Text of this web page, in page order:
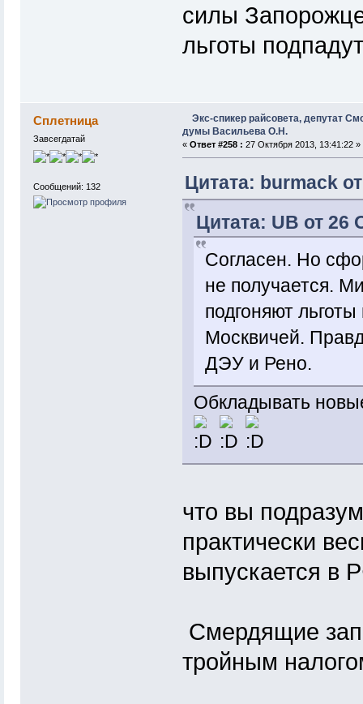
силы
льготы
Сплетница
Завсегдатай
Сообщений: 132
Экс-спикер райсовета, депутат
думы Васильева О.Н.
« Ответ #258 : 27 Октября 2013, 13:41:22 »
Цитата: burmack
Цитата: UB от 26
Согласен. Но
не получается.
подгоняют
Москвичей.
ДЭУ и Рено.
Обкладывать
что вы
практически
выпускается в
Смердящие
тройным